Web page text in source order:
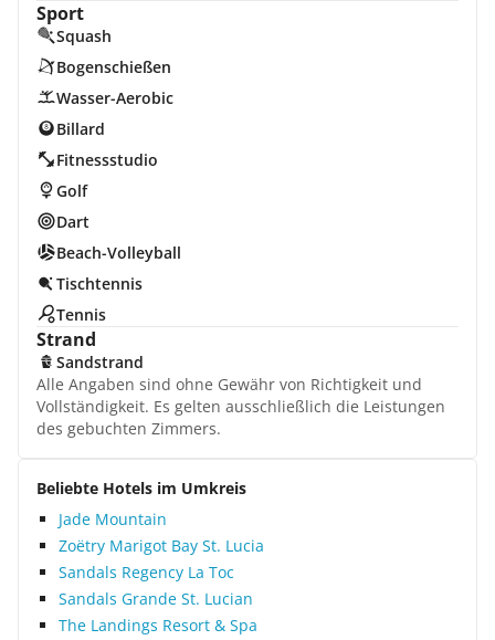
Sport
Squash
Bogenschießen
Wasser-Aerobic
Billard
Fitnessstudio
Golf
Dart
Beach-Volleyball
Tischtennis
Tennis
Strand
Sandstrand
Alle Angaben sind ohne Gewähr von Richtigkeit und
Vollständigkeit. Es gelten ausschließlich die Leistungen
des gebuchten Zimmers.
Beliebte Hotels im Umkreis
Jade Mountain
Zoëtry Marigot Bay St. Lucia
Sandals Regency La Toc
Sandals Grande St. Lucian
The Landings Resort & Spa